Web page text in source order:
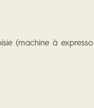
(machine à